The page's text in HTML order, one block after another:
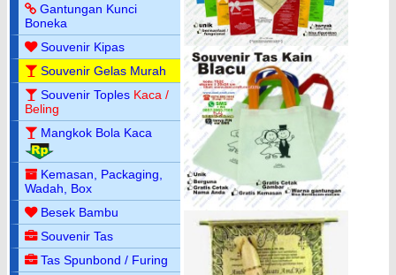
Gantungan Kunci
Boneka
Souvenir Kipas
Souvenir Gelas Murah
Souvenir Toples Kaca /
Beling
Mangkok Bola Kaca
Kemasan, Packaging,
Wadah, Box
Besek Bambu
Souvenir Tas
Tas Spunbond / Furing